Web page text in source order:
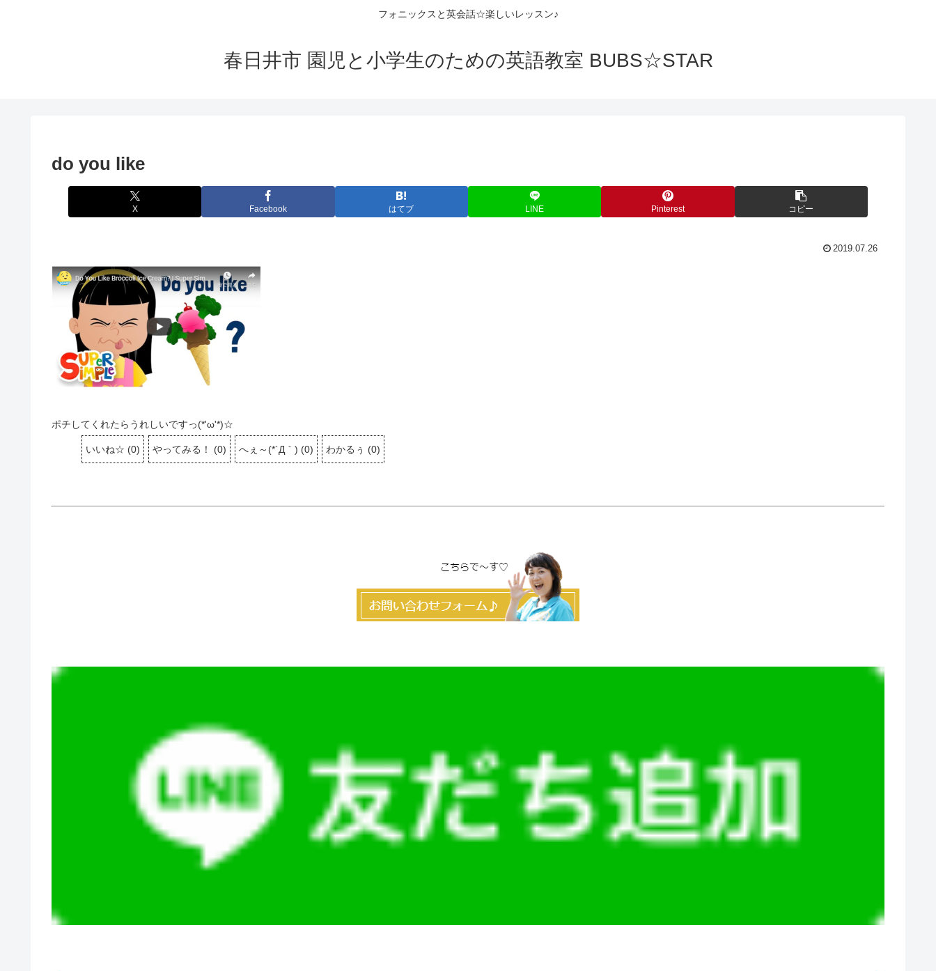
フォニックスと英会話☆楽しいレッスン♪
春日井市 園児と小学生のための英語教室 BUBS☆STAR
do you like
X Facebook はてブ LINE Pinterest コピー
2019.07.26
ポチしてくれたらうれしいですっ(*'ω'*)☆
いいね☆ (0) やってみる！ (0) へぇ～(*´Д｀) (0) わかるぅ (0)